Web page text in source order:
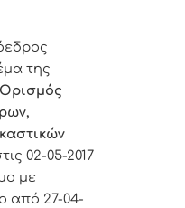
της
Ορισμός
02-05-2017
με
ο από 27-04-